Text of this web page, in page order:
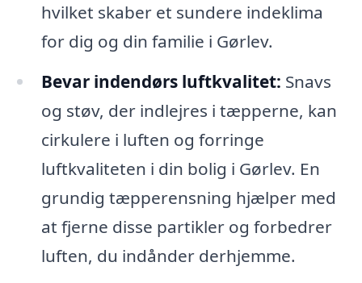
hvilket skaber et sundere indeklima
for dig og din familie i Gørlev.
Bevar indendørs luftkvalitet: Snavs
og støv, der indlejres i tæpperne, kan
cirkulere i luften og forringe
luftkvaliteten i din bolig i Gørlev. En
grundig tæpperensning hjælper med
at fjerne disse partikler og forbedrer
luften, du indånder derhjemme.